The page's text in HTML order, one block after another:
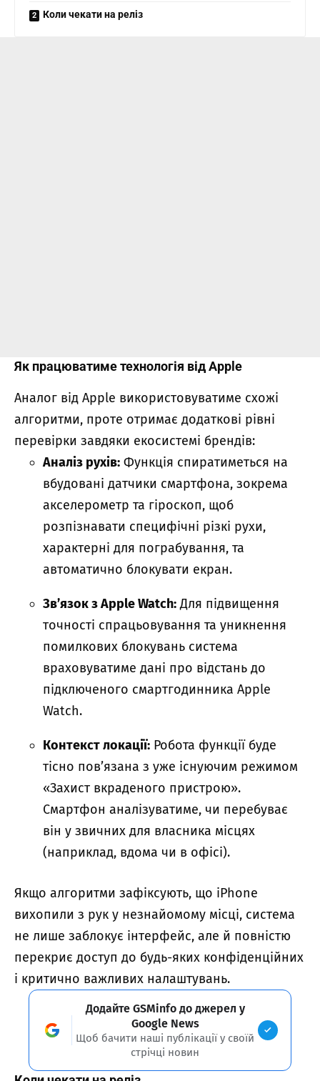
Коли чекати на реліз
Як працюватиме технологія від Apple
Аналог від Apple використовуватиме схожі
алгоритми, проте отримає додаткові рівні
перевірки завдяки екосистемі брендів:
Аналіз рухів: Функція спиратиметься на
вбудовані датчики смартфона, зокрема
акселерометр та гіроскоп, щоб
розпізнавати специфічні різкі рухи,
характерні для пограбування, та
автоматично блокувати екран.
Зв’язок з Apple Watch:Для підвищення
точності спрацьовування та уникнення
помилкових блокувань система
враховуватиме дані про відстань до
підключеного смартгодинника Apple
Watch.
Контекст локації: Робота функції буде
тісно пов’язана з уже існуючим режимом
«Захист вкраденого пристрою».
Смартфон аналізуватиме, чи перебуває
він у звичних для власника місцях
(наприклад, вдома чи в офісі).
Якщо алгоритми зафіксують, що iPhone
вихопили з рук у незнайомому місці, система
не лише заблокує інтерфейс, але й повністю
перекриє доступ до будь-яких конфіденційних
і критично важливих налаштувань.
Додайте GSMinfo до джерел у
Google News
Щоб бачити наші публікації у своїй
стрічці новин